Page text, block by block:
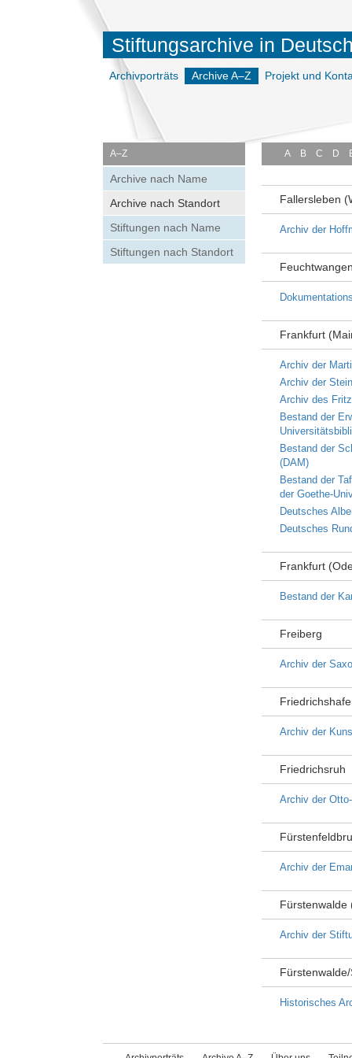
Stiftungsarchive in
Archivporträts Archive A–Z Projekt und
A–Z
Archive nach Name
Archive nach Standort
Stiftungen nach Name
Stiftungen nach Standort
A B C D
Fallersleben
Archiv der
Frankfurt
Archiv der
Archiv der
Archiv des
Bestand der
Bestand der
(DAM)
Bestand der
der Goethe-
Deutsches
Deutsches
Frankfurt
Bestand der
Freiberg
Archiv der
Archiv der
Friedrichsruh
Archiv der
Archiv der
Fürstenwalde
Archiv der
Historisches